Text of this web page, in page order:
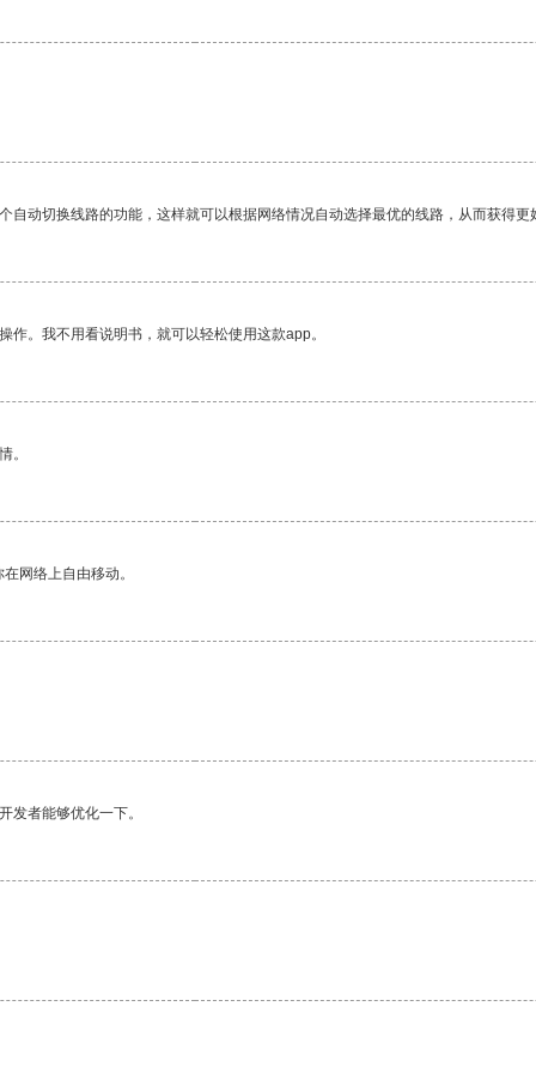
动切换线路的功能，这样就可以根据网络情况自动选择最优的线路，从而获得更
。我不用看说明书，就可以轻松使用这款app。
。
网络上自由移动。
发者能够优化一下。